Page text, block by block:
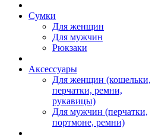
Сумки
Для женщин
Для мужчин
Рюкзаки
Аксессуары
Для женщин (кошельки,
перчатки, ремни,
рукавицы)
Для мужчин (перчатки,
портмоне, ремни)